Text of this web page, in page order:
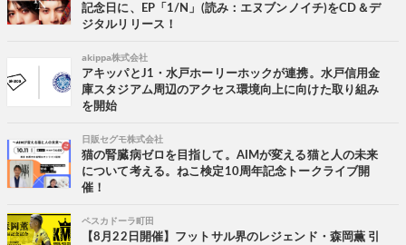
記念日に、EP「1/N」(読み：エヌブンノイチ)をCD＆デ
ジタルリリース！
akippa株式会社
アキッパとJ1・水戸ホーリーホックが連携。水戸信用金
庫スタジアム周辺のアクセス環境向上に向けた取り組み
を開始
日販セグモ株式会社
猫の腎臓病ゼロを目指して。AIMが変える猫と人の未来
について考える。ねこ検定10周年記念トークライブ開
催！
ペスカドーラ町田
【8月22日開催】フットサル界のレジェンド・森岡薫 引